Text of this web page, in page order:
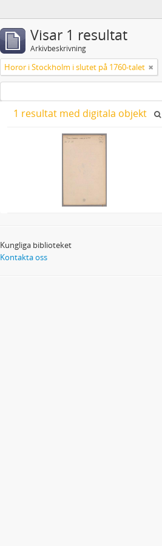
Visar 1 resultat
Arkivbeskrivning
Horor i Stockholm i slutet på 1760-talet
1 resultat med digitala objekt
Kungliga biblioteket
Kontakta oss